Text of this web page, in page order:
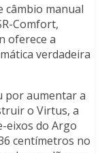
câmbio manual
Comfort,
oferece a
verdadeira
por aumentar a
o Virtus, a
eixos do Argo
centímetros no